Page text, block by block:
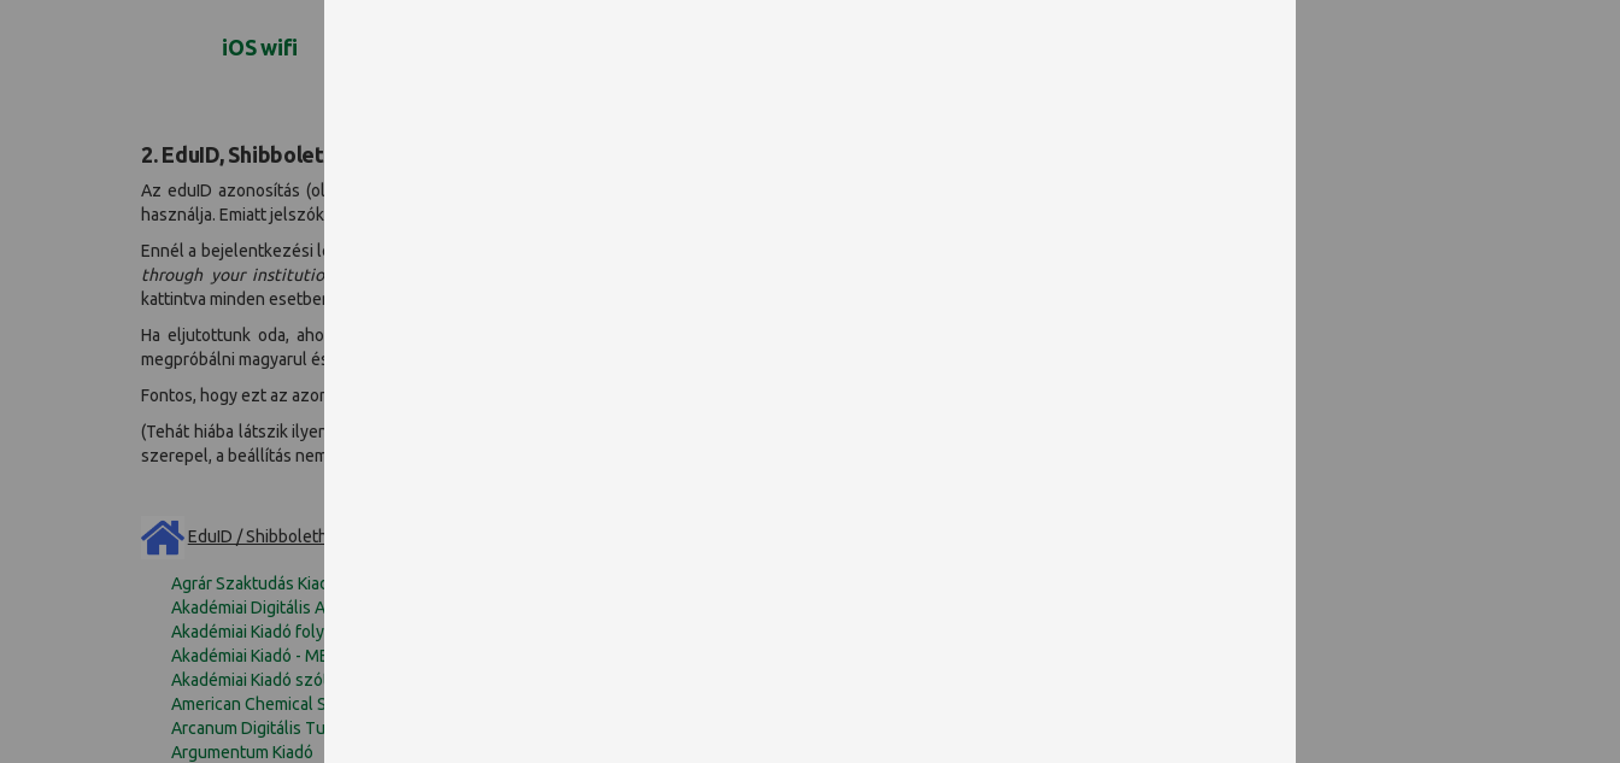
iOS wifi
2. EduID, Shibboleth
Az eduID azonosítás (olykor Shibboleth-ként is hivatkozhatnak rá) az egyetemi polgárok Neptun- vagy EHA-kódját
használja. Emiatt jelszóként az ehhez tartozó jelszó megadása szükséges.
Ennél a bejelentkezési lehetőségnél általában valamilyen
through your institution”
kattintva minden esetben talál konkrét linkeket és lépésenkénti beállítási útmutatót is.
Ha eljutottunk oda, ahol be kell gépelni vagy a listából ki kell választani a Pécsi Tudományegyetemet, érdemes
megpróbálni magyarul és angolul is,
Fontos, hogy ezt az azonosítást kizárólag az alábbi listában szereplő szolgáltatók tudják szolgáltatni!
(Tehát hiába látszik ilyen opció sok más helyen is - és sokszor még a PTE is kiválasztható -, ha az itteni listában nem
szerepel, a beállítás nem lesz sikeres.)
EduID / Shibboleth elérést biztosító adatbázisaink listája:
Agrár Szaktudás Kiadó
Akadémiai Digitális Archívum
Akadémiai Kiadó folyóiratai
Akadémiai Kiadó - MERSZ könyvek
Akadémiai Kiadó szótárai
American Chemical Society (ACS)
Arcanum Digitális Tudománytár
Argumentum Kiadó